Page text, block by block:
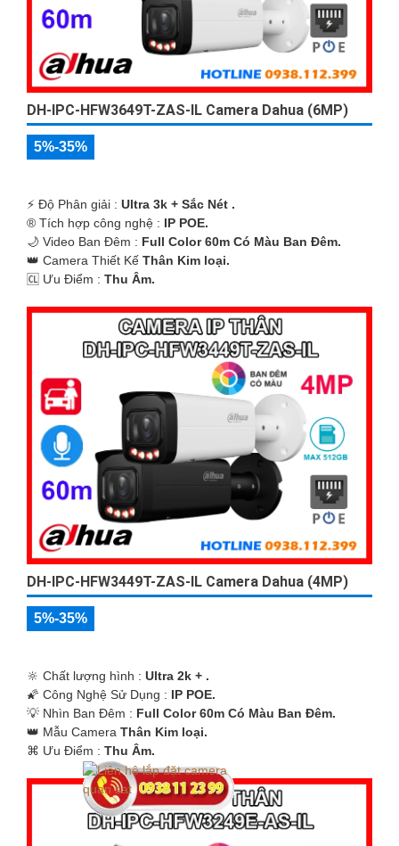
DH-IPC-HFW3649T-ZAS-IL Camera Dahua (6MP)
5%-35%
️⚡ Độ Phân giải : Ultra 3k + Sắc Nét .
®️ Tích hợp công nghệ : IP POE.
🌙 Video Ban Đêm : Full Color 60m Có Màu Ban Ðêm.
👑 Camera Thiết Kế Thân Kim loại.
️🆑 Ưu Điểm : Thu Âm.
DH-IPC-HFW3449T-ZAS-IL Camera Dahua (4MP)
5%-35%
🔆 Chất lượng hình : Ultra 2k + .
🌠 Công Nghệ Sử Dụng : IP POE.
💡 Nhìn Ban Đêm : Full Color 60m Có Màu Ban Ðêm.
👑 Mẫu Camera Thân Kim loại.
️⌘ Ưu Điểm : Thu Âm.